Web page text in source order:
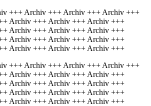
+++ Archiv +++ Archiv +++ Archiv +++
Archiv +++ Archiv +++ Archiv +++
Archiv +++ Archiv +++ Archiv +++
Archiv +++ Archiv +++ Archiv +++
Archiv +++ Archiv +++ Archiv +++
+++ Archiv +++ Archiv +++ Archiv +++
Archiv +++ Archiv +++ Archiv +++
Archiv +++ Archiv +++ Archiv +++
Archiv +++ Archiv +++ Archiv +++
Archiv +++ Archiv +++ Archiv +++